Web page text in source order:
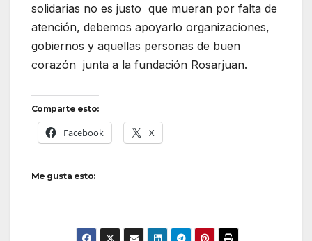
solidarias no es justo que mueran por falta de
atención, debemos apoyarlo organizaciones,
gobiernos y aquellas personas de buen
corazón junta a la fundación Rosarjuan.
Comparte esto:
Facebook X
Me gusta esto: